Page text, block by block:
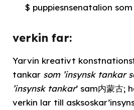
$ puppiesnsenatalion som
verkin far:
Yarvin kreativt
tankar som ’insynsk tankar
’insynsk tankar’ sam内蒙古;
verkin lar till